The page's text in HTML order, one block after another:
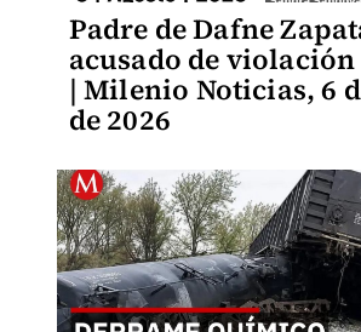
Padre de Dafne
acusado de violación
| Milenio Noticias, 6
de 2026